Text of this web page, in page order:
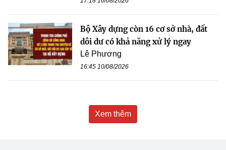
Bộ Xây dựng còn 16 cơ sở nhà, đất
dôi dư có khả năng xử lý ngay
Lê Phương
16:45 10/08/2026
Xem thêm